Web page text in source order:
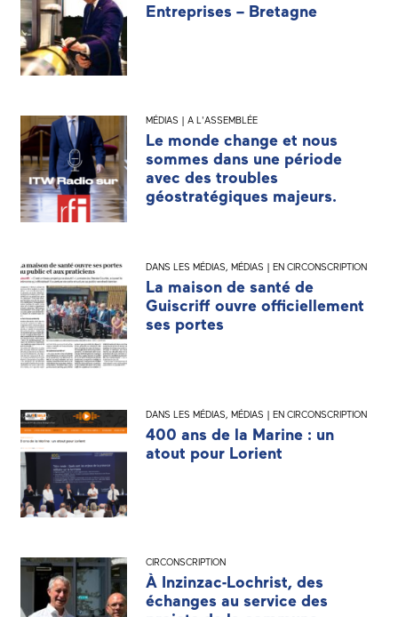
Entreprises – Bretagne
MÉDIAS | A L'ASSEMBLÉE
Le monde change et nous
sommes dans une période
avec des troubles
géostratégiques majeurs.
DANS LES MÉDIAS, MÉDIAS | EN CIRCONSCRIPTION
La maison de santé de
Guiscriff ouvre officiellement
ses portes
DANS LES MÉDIAS, MÉDIAS | EN CIRCONSCRIPTION
400 ans de la Marine : un
atout pour Lorient
CIRCONSCRIPTION
À Inzinzac-Lochrist, des
échanges au service des